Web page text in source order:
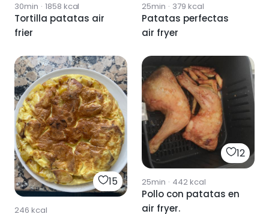
30min · 1858 kcal
Tortilla patatas air
frier
25min · 379 kcal
Patatas perfectas
air fryer
15
246 kcal
12
25min · 442kcal
Pollo con patatas en
air fryer.